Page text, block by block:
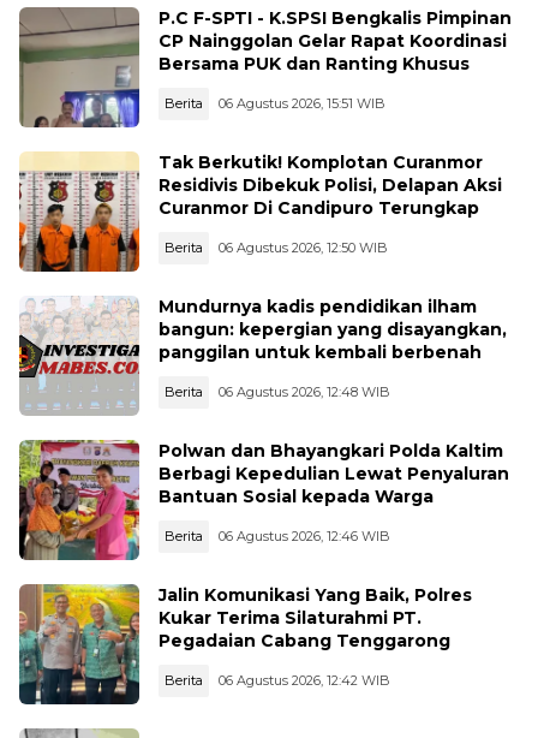
P.C F-SPTI - K.SPSI Bengkalis Pimpinan
CP Nainggolan Gelar Rapat Koordinasi
Bersama PUK dan Ranting Khusus
Berita 06 Agustus 2026, 15:51 WIB
Tak Berkutik! Komplotan Curanmor
Residivis Dibekuk Polisi, Delapan Aksi
Curanmor Di Candipuro Terungkap
Berita 06 Agustus 2026, 12:50 WIB
Mundurnya kadis pendidikan ilham
bangun: kepergian yang disayangkan,
panggilan untuk kembali berbenah
Berita 06 Agustus 2026, 12:48 WIB
Polwan dan Bhayangkari Polda Kaltim
Berbagi Kepedulian Lewat Penyaluran
Bantuan Sosial kepada Warga
Berita 06 Agustus 2026, 12:46 WIB
Jalin Komunikasi Yang Baik, Polres
Kukar Terima Silaturahmi PT.
Pegadaian Cabang Tenggarong
Berita 06 Agustus 2026, 12:42 WIB